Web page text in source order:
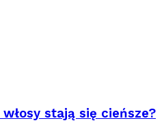
stają się cieńsze?